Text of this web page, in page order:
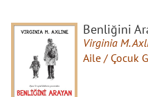
Benliğini
Virginia M.
Aile / Çocuk